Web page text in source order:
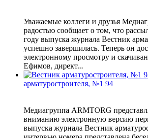
Уважаемые коллеги и друзья
радостью сообщает о том, что
году выпуска журнала Вестник
успешно завершилась. Теперь он
электронному просмотру и
Ефимов, директ...
арматуростроителя, №1 94
Медиагруппа ARMTORG
вниманию электронную версию
выпуска журнала Вестник